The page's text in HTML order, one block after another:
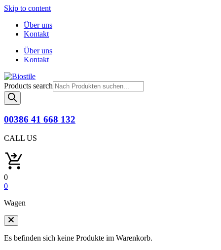
Skip to content
Über uns
Kontakt
Über uns
Kontakt
Products search
00386 41 668 132
CALL US
0
0
Wagen
Es befinden sich keine Produkte im Warenkorb.